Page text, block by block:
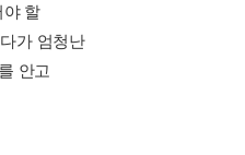
야 할
가 엄청난
안고